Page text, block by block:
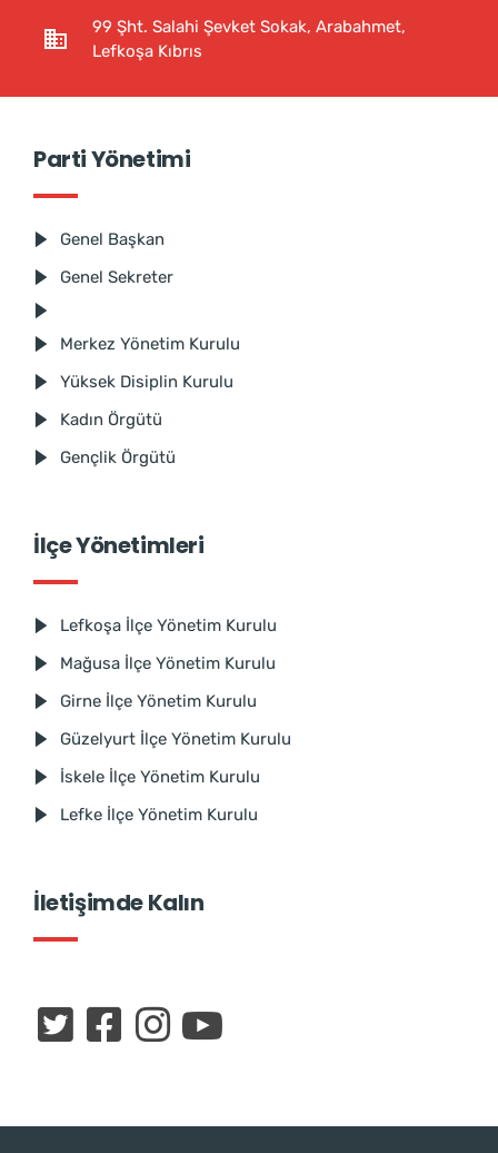
99 Şht. Salahi Şevket Sokak, Arabahmet,
Lefkoşa Kıbrıs
Parti Yönetimi
Genel Başkan
Genel Sekreter
Merkez Yönetim Kurulu
Yüksek Disiplin Kurulu
Kadın Örgütü
Gençlik Örgütü
İlçe Yönetimleri
Lefkoşa İlçe Yönetim Kurulu
Mağusa İlçe Yönetim Kurulu
Girne İlçe Yönetim Kurulu
Güzelyurt İlçe Yönetim Kurulu
İskele İlçe Yönetim Kurulu
Lefke İlçe Yönetim Kurulu
İletişimde Kalın